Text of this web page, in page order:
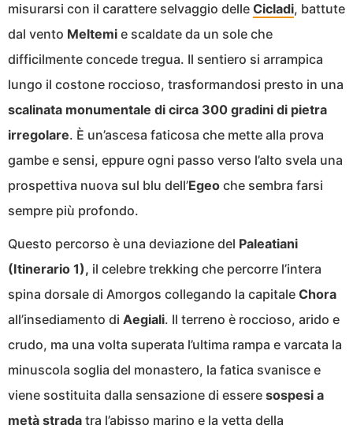
misurarsi con il carattere selvaggio delle Cicladi, battute
dal vento Meltemi e scaldate da un sole che
difficilmente concede tregua. Il sentiero si arrampica
lungo il costone roccioso, trasformandosi presto in una
scalinata monumentale di circa 300 gradini di pietra
irregolare. È un’ascesa faticosa che mette alla prova
gambe e sensi, eppure ogni passo verso l’alto svela una
prospettiva nuova sul blu dell’Egeo che sembra farsi
sempre più profondo.
Questo percorso è una deviazione del Paleatiani
(Itinerario 1), il celebre trekking che percorre l’intera
spina dorsale di Amorgos collegando la capitale Chora
all’insediamento di Aegiali. Il terreno è roccioso, arido e
crudo, ma una volta superata l’ultima rampa e varcata la
minuscola soglia del monastero, la fatica svanisce e
viene sostituita dalla sensazione di essere sospesi a
metà strada tra l’abisso marino e la vetta della